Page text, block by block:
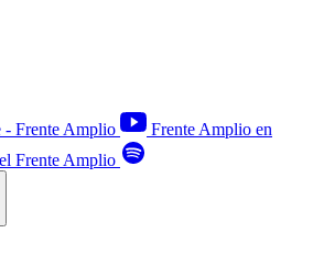
- Frente Amplio
Frente Amplio en
Frente Amplio